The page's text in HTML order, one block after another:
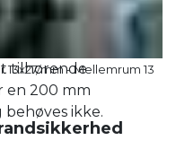
A for væg, skal der
panelerne.
tilhørende
en 200 mm
behøves ikke.
mm - Mellemrum 13